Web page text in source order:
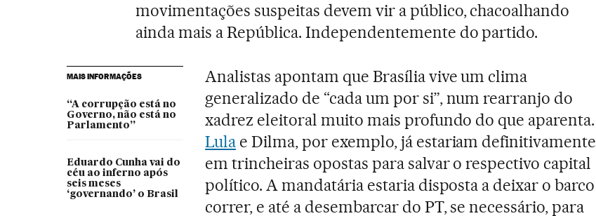
movimentações suspeitas devem vir a público, chacoalhando
ainda mais a República. Independentemente do partido.
MAIS INFORMAÇÕES
“A corrupção está no
Governo, não está no
Parlamento”
Eduardo Cunha vai do
céu ao inferno após
seis meses
‘governando’ o Brasil
Analistas apontam que Brasília vive um clima
generalizado de “cada um por si”, num rearranjo do
xadrez eleitoral muito mais profundo do que aparenta.
Lula e Dilma, por exemplo, já estariam definitivamente
em trincheiras opostas para salvar o respectivo capital
político. A mandatária estaria disposta a deixar o barco
correr, e até a desembarcar do PT, se necessário, para